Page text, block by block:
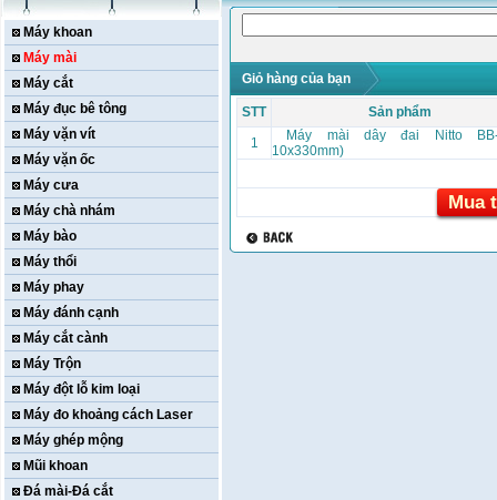
Máy khoan
Máy mài
Máy cắt
Máy đục bê tông
Máy vặn vít
Máy vặn ốc
Máy cưa
Máy chà nhám
Máy bào
Máy thổi
Máy phay
Máy đánh cạnh
Máy cắt cành
Máy Trộn
Máy đột lỗ kim loại
Máy đo khoảng cách Laser
Máy ghép mộng
Mũi khoan
Đá mài-Đá cắt
Giỏ hàng của bạn
STT
Sản phẩm
1
Máy mài dây đai Nitto BB-
10x330mm)
Mua